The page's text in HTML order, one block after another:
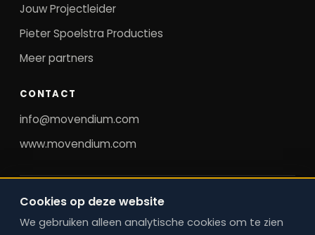
Jouw Projectleider
Pieter Spoelstra Producties
Meer partners
CONTACT
info@movendium.com
www.movendium.com
©2026MovendiuM. Alle rechten voorbehouden.
Cookievoorkeuren
Cookies op deze website
We gebruiken alleen analytische cookies om te zien